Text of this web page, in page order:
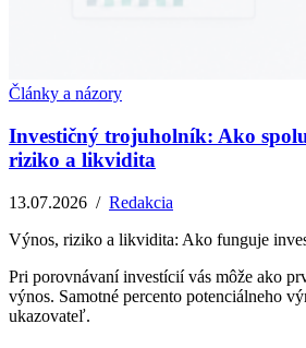
Články a názory
Investičný trojuholník: Ako
riziko a likvidita
13.07.2026 / Redakcia
Výnos, riziko a likvidita: Ako funguje
Pri porovnávaní investícií vás môže ako
výnos. Samotné percento potenciálneho
ukazovateľ.